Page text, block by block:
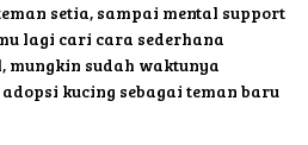
setia, sampai mental support
lagi cari cara sederhana
mungkin sudah waktunya
kucing sebagai teman baru